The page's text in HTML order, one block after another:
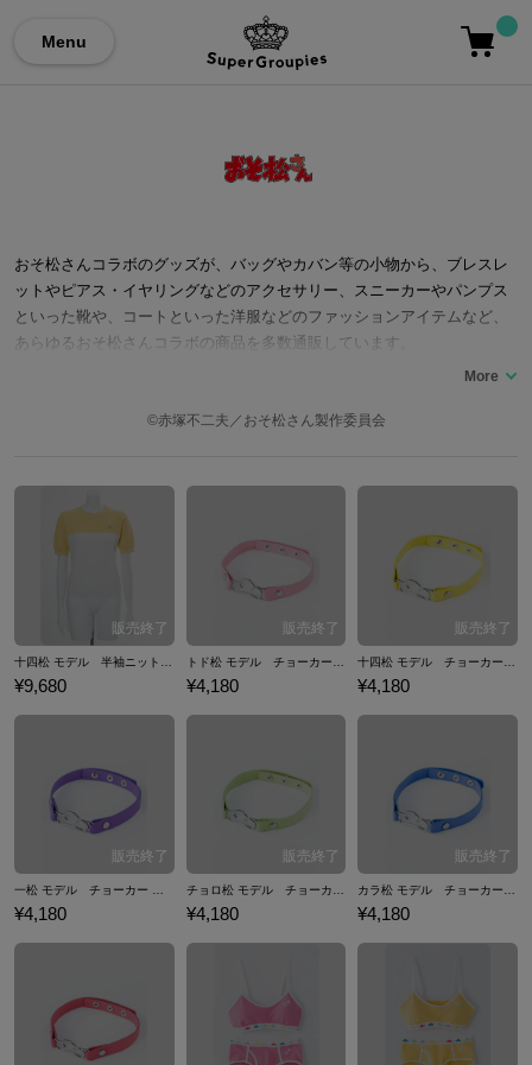
Menu
おそ松さんコラボのグッズが、バッグやカバン等の小物から、ブレスレ
ットやピアス・イヤリングなどのアクセサリー、スニーカーやパンプス
といった靴や、コートといった洋服などのファッションアイテムなど、
あらゆるおそ松さんコラボの商品を多数通販しています。
©赤塚不二夫／おそ松さん製作委員会
¥9,680 ¥4,180 ¥4,180
一松 モデル チョーカー アクセサリー おそ松さん
¥4,180
チョロ松 モデル チョーカー アクセサリー おそ松さん
¥4,180
カラ松 モデル チョーカー アクセサリー おそ松さん
¥4,180